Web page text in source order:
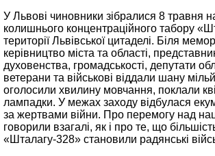
У Львові чиновники зібралися 8 травня
колишнього концентраційного табору
території Львівської цитаделі. Біля
керівництво міста та області,
духовенства, громадськості, депутати
ветерани та військові віддали шану
оголосили хвилину мовчання, поклали
лампадки. У межах заходу відбулася
за жертвами війни. Про перемогу над
говорили взагалі, як і про те, що
«Шталагу-328» становили радянські